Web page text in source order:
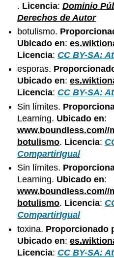
. Licencia:Dominio
Derechos de Autor
botulismo.
Ubicado en:
Licencia: CC BY-SA:
esporas.
Ubicado en:
Licencia: CC BY-SA:
Sin límites.
Learning. Ubicado en:
www.boundless.com//
botulismo. Licencia:
CompartirIgual
Sin límites.
Learning. Ubicado en:
www.boundless.com//
botulismo. Licencia:
CompartirIgual
toxina. Proporcionado
Ubicado en:
Licencia: CC BY-SA: